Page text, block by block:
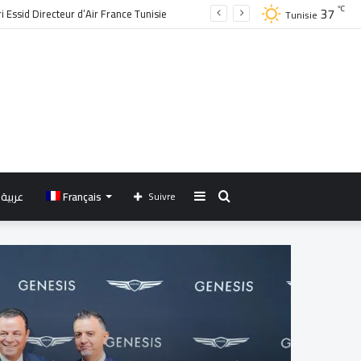
Tunisie 37 ℃
عربية Français Rechercher
Sidebar
(barre
latérale)
Suivre